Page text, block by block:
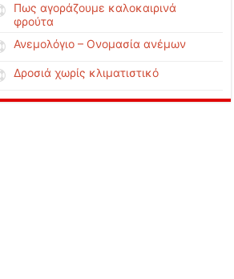
Πως αγοράζουμε καλοκαιρινά
φρούτα
Ανεμολόγιο – Ονομασία ανέμων
Δροσιά χωρίς κλιματιστικό